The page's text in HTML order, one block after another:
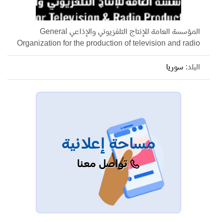
المؤسسة العامة للإنتاج التلفزيوني والإذاعي General
Organization for the production of television and radio
البلد: سوريا
مساحة إعلانية
تواصل معنا